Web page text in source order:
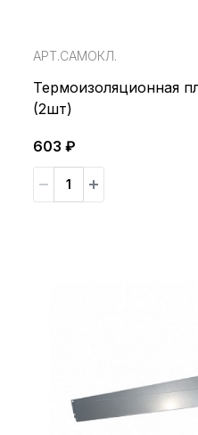
АРТ.САМОКЛ.
Термоизоляционная
(2шт)
603 ₽